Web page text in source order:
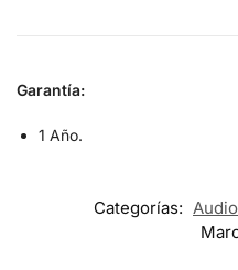
Garantía:
1 Año.
Categorías: